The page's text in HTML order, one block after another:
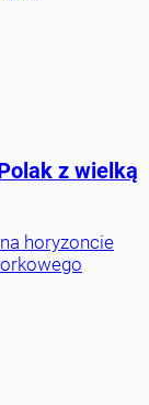
z wielką
horyzoncie